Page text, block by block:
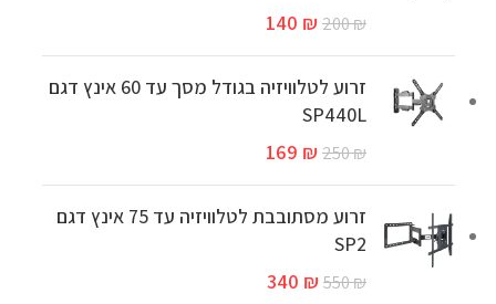
200₪
140 ₪
זרוע לטלוויזיה בגודל מסך עד 60 אינץ דגם
SP440L
250₪
169 ₪
זרוע מסתובבת לטלוויזיה עד 75 אינץ דגם
SP2
550₪
340 ₪